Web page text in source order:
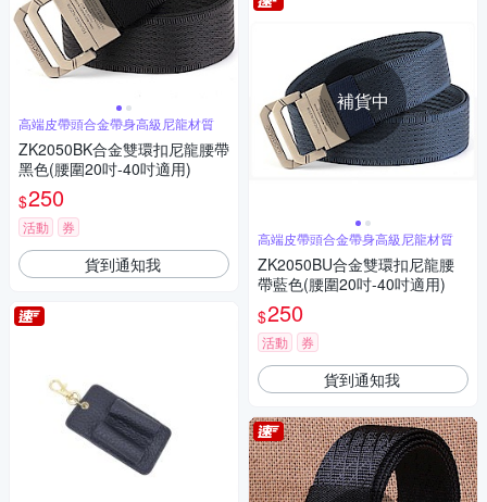
高端皮帶頭合金帶身高級尼龍材質
ZK2050BK合金雙環扣尼龍腰帶
黑色(腰圍20吋-40吋適用)
$250
活動 券
貨到通知我
補貨中
高端皮帶頭合金帶身高級尼龍材質
ZK2050BU合金雙環扣尼龍腰
帶藍色(腰圍20吋-40吋適用)
$250
活動 券
貨到通知我